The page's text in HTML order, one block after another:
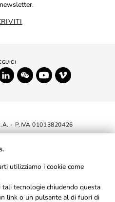
- P.IVA 01013820426
ACCESSIBILITÀ
utilizziamo i cookie come
tali tecnologie chiudendo questa
link o un pulsante al di fuori di